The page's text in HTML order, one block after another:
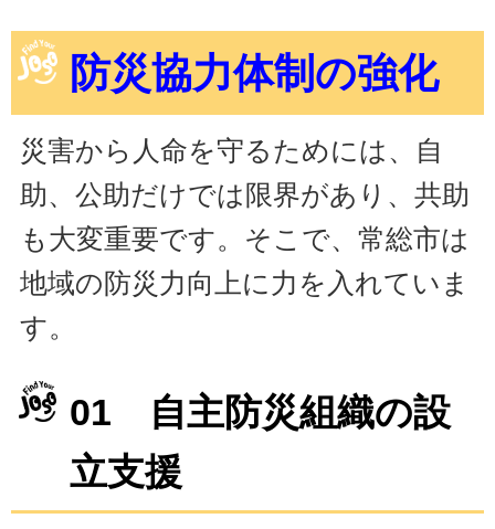
防災協力体制の強化
災害から人命を守るためには、自
助、公助だけでは限界があり、共助
も大変重要です。そこで、常総市は
地域の防災力向上に力を入れていま
す。
01 自主防災組織の設
立支援